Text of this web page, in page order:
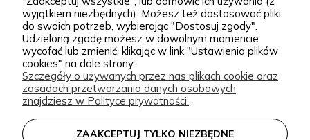
nas pielęgnowana, nawożona, przycinana i
przygotowywana tak, aby mogła trafić do Twojego
ogrodu w jak najlepszej kondycji. W Zielonej Parze
stawiamy przede wszystkim na jakość sadzonek.
Wiemy, że dobrze ukorzeniona, zdrowa roślina to
podstawa udanego ogrodu, dlatego nie traktujemy
sprzedaży roślin jak zwykłej wysyłki produktu.
Kategorie
Informacje
zielonapara.pl © 2026
Made with
by
wyjątkiem niezbędnych). Możesz też dostosować pliki
do swoich potrzeb, wybierając "Dostosuj zgody".
Udzieloną zgodę możesz w dowolnym momencie
wycofać lub zmienić, klikając w link "Ustawienia plików
cookies" na dole strony.
Szczegóły o używanych przez nas plikach cookie oraz
zasadach przetwarzania danych osobowych
znajdziesz w Polityce prywatności.
ZAAKCEPTUJ TYLKO NIEZBĘDNE